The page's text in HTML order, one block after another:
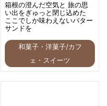
箱根の澄んだ空気と 旅の思
い出をぎゅっと閉じ込めた
ここでしか味わえないバター
サンドを
和菓子・洋菓子/カフ
ェ・スイーツ